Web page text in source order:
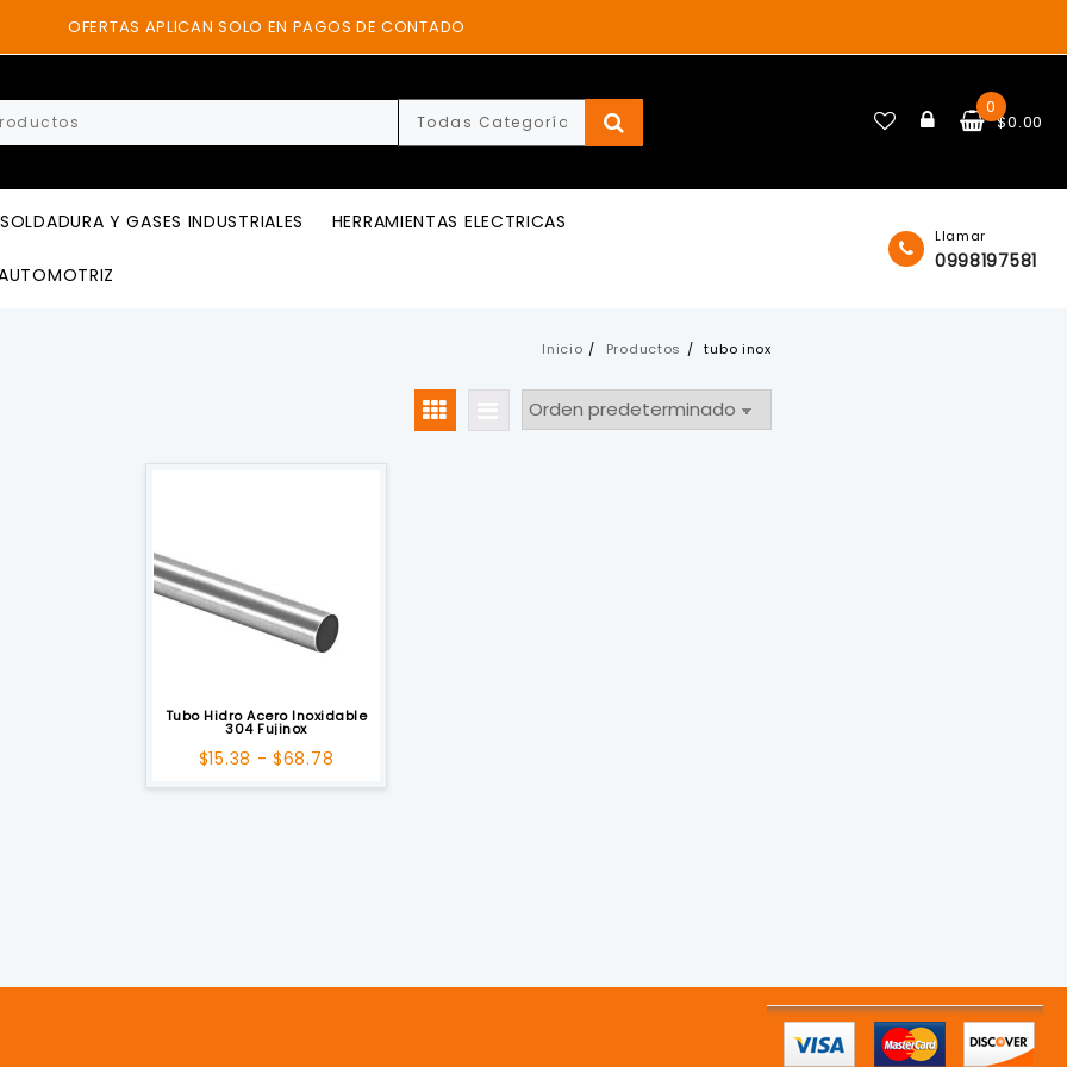
OFERTAS APLICAN SOLO EN PAGOS DE CONTADO
0
$0.00
SOLDADURA Y GASES INDUSTRIALES HERRAMIENTAS ELECTRICAS
Llamar
0998197581
Inicio Productos tubo inox
Tubo Hidro Acero Inoxidable
304 Fujinox
$15.38 - $68.78
de